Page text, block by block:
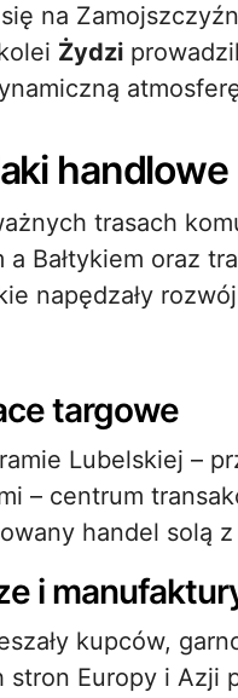
na
Żydzi
handlowe
trasach
Bałtykiem oraz
napędzały
targowe
Lubelskiej –
– centrum
handel solą
i
kupców,
Europy i Azji